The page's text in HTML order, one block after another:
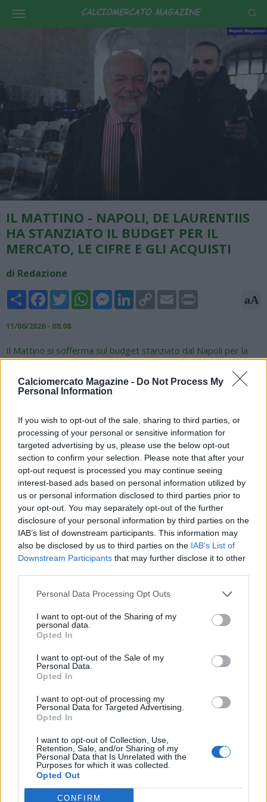
Calciomercato Magazine - Do Not Process My
Personal Information
If you wish to opt-out of the sale, sharing to third parties, or
processing of your personal or sensitive information for
targeted advertising by us, please use the below opt-out
section to confirm your selection. Please note that after your
opt-out request is processed you may continue seeing
interest-based ads based on personal information utilized by
us or personal information disclosed to third parties prior to
your opt-out. You may separately opt-out of the further
disclosure of your personal information by third parties on the
IAB’s list of downstream participants. This information may
also be disclosed by us to third parties on the IAB’s List of
Downstream Participants that may further disclose it to other
Personal Data Processing Opt Outs
I want to opt-out of the Sharing of my
personal data.
Opted In
I want to opt-out of the Sale of my
Personal Data.
Opted In
I want to opt-out of processing my
Personal Data for Targeted Advertising.
Opted In
I want to opt-out of Collection, Use,
Retention, Sale, and/or Sharing of my
Personal Data that Is Unrelated with the
Purposes for which it was collected.
Opted Out
CONFIRM
IL MATTINO - NAPOLI, DE LAURENTIIS
HA STANZIATO IL BUDGET PER IL
MERCATO, LE CIFRE E GLI ACQUISTI
di Redazione
Share FacebookTwitterWhatsAppMessengerLinkedInCopy
Link
Email aA
11/06/2026 - 08:08
Il Mattino si sofferma sul budget stanziato dal Napoli per la
prossima campagna acquisti al netto delle cessioni. Il
presidente Aurelio De Laurentiis ha messo a disposizione del
nuovo allenatore Massimiliano Allegri e del Ds Manna una cifra
mercato ci sono un portiere, un laterale destro ed un
centrocampista. Verranno poi rivalutate le posizioni di quei
calciatori rientranti dai prestiti, in particolare Lorenzo Lucca e
Noa Lang, nuovamente in azzurro dopo le loro stagioni al
Nottingham e al Galatasaray. Potrebbero diventare loro i
"nuovi" acquisti della prossima stagione.
Il materiale (testo, foto e video) consultabile in questo portale è di nostra proprietà.
Alcune foto (screenshot) ed articoli presenti su "Calciomercato Magazine" sono in parte
giunti da internet, in quanto arrivati alla nostra attenzione attraverso regolari
comunicati stampa con immagini e testi allegati ed autorizzati alla pubblicazione, e
contrario alla pubblicazione, non avranno che da segnalarlo alla redazione (indirizzo
redazione@napolimagazine.com